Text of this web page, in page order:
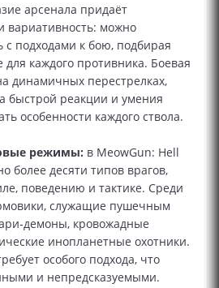
арсенала придаёт
вариативность: можно
с подходами к бою, подбирая
каждого противника. Боевая
динамичных перестрелках,
быстрой реакции и умения
особенности каждого ствола.
режимы: в MeowGun: Hell
более десяти типов врагов,
поведению и тактике. Среди
служащие пушечным
кровожадные
инопланетные охотники.
особого подхода, что
и непредсказуемыми.